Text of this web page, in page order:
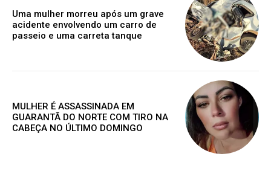
Uma mulher morreu após um grave
acidente envolvendo um carro de
passeio e uma carreta tanque
MULHER É ASSASSINADA EM
GUARANTÃ DO NORTE COM TIRO NA
CABEÇA NO ÚLTIMO DOMINGO